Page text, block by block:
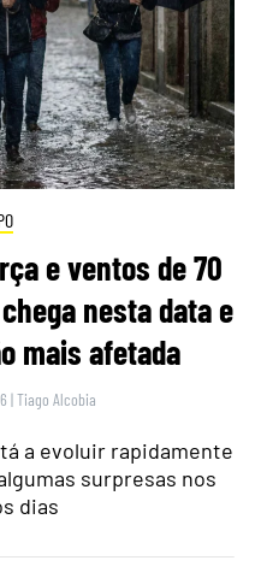
e ventos de 70
nesta data e
mais afetada
|Tiago Alcobia
a evoluir rapidamente
surpresas nos
dias